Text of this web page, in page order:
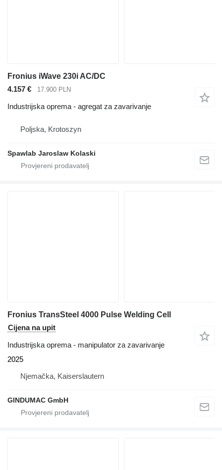
Fronius iWave 230i AC/DC
4.157 €
17.900 PLN
Industrijska oprema - agregat za zavarivanje
Poljska, Krotoszyn
Spawlab Jaroslaw Kolaski
Fronius TransSteel 4000 Pulse Welding Cell
Cijena na upit
Industrijska oprema - manipulator za zavarivanje
2025
Njemačka, Kaiserslautern
GINDUMAC GmbH